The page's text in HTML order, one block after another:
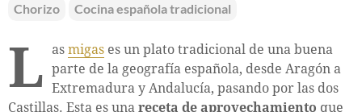
Chorizo Cocina española tradicional
L as migas es un plato tradicional de una buena
parte de la geografía española, desde Aragón a
Extremadura y Andalucía, pasando por las dos
Castillas. Esta es una receta de aprovechamiento que